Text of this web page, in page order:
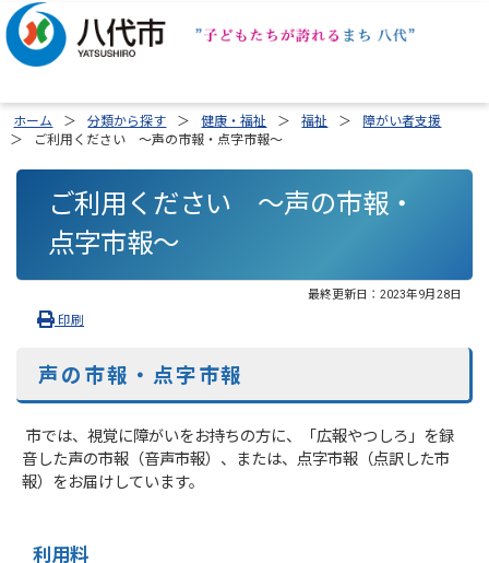
ホーム 分類から探す 健康・福祉 福祉
障がい者支援
ご利用ください ～声の市報・点字市報～
ご利用ください ～声の市報・
点字市報～
最終更新日： 2023年9月28日
印刷
声の市報・点字市報
市では、視覚に障がいをお持ちの方に、「広報やつしろ」を録
音した声の市報（音声市報）、または、点字市報（点訳した市
報）をお届けしています。
利用料